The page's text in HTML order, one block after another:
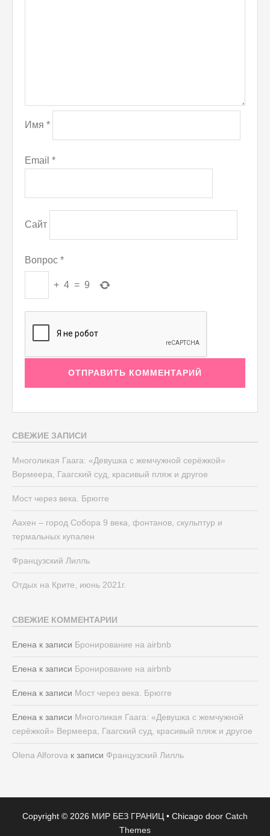
Имя *
Email *
Сайт
Вопрос *
+ 4 = 9
СВЕЖИЕ ЗАПИСИ
Многоликая Гаага: «Девушка с жемчужной серёжкой»
Вермеера, Гаагский суд, красивый пляж и другое
Мост через века. Брюгге
Аахен – город Собора 9 века, фонтанов, скульптур и
термальных купален
Французский Лилль
Отдых на Крите, июнь 2021г.
СВЕЖИЕ КОММЕНТАРИИ
Елена к записи Бронирование на airbnb
Елена к записи Бронирование на airbnb
Елена к записи Мост через века. Брюгге
Елена к записи Многоликая Гаага: «Девушка с жемчужной
серёжкой» Вермеера, Гаагский суд, красивый пляж и другое
Olena Alforova к записи Французский Лилль
Copyright © 2026 МИР БЕЗ ГРАНИЦ • Chicago door Catch
Themes